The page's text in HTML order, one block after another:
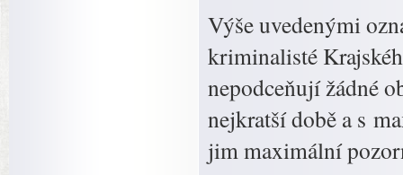
Výše uvedenými
kriminalisté
nepodceňují žádné
nejkratší době a s
jim maximální